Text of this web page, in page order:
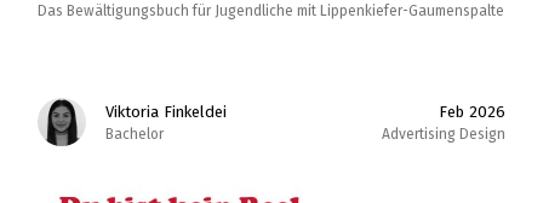
Das Bewältigungsbuch für Jugendliche mit Lippenkiefer-Gaumenspalte
Viktoria Finkeldei
Bachelor
Feb 2026
Advertising Design